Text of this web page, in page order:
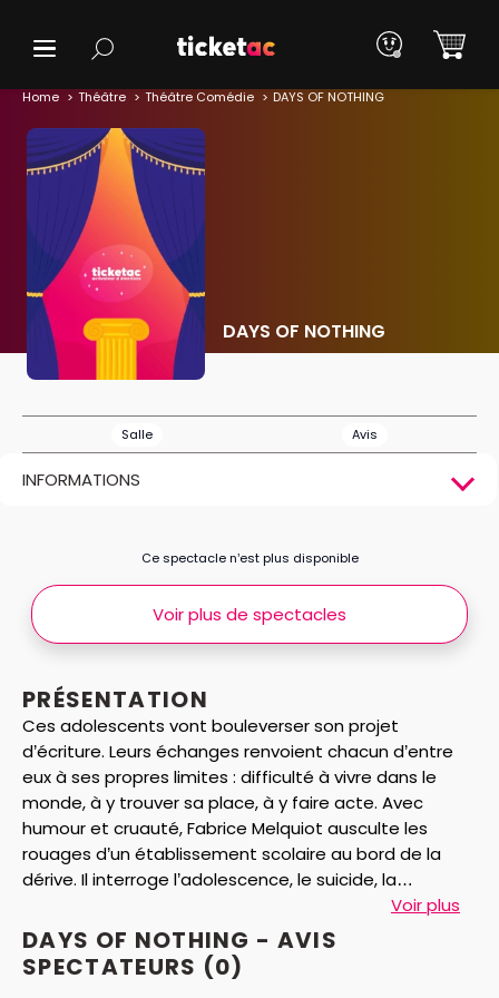
Home Théâtre Théâtre Comédie DAYS OF NOTHING
DAYS OF NOTHING
Salle Avis
INFORMATIONS
PRÉSENTATION
Ces adolescents vont bouleverser son projet
d’écriture. Leurs échanges renvoient chacun d’entre
eux à ses propres limites : difficulté à vivre dans le
monde, à y trouver sa place, à y faire acte. Avec
humour et cruauté, Fabrice Melquiot ausculte les
rouages d’un établissement scolaire au bord de la
dérive. Il interroge l’adolescence, le suicide, la
mythomanie sous le prisme de l’acte d’écriture. « Dans
sa mise en scène, Matthieu Roy place l’écrivain,
bousculé dans ses certitudes, au milieu d’une cage de
verre […]. Alors qu’il s’interroge sur le tout et le rien, les
Voir plus
Ce spectacle n’est plus disponible
Voir plus de spectacles
DAYS OF NOTHING - AVIS
SPECTATEURS (0)